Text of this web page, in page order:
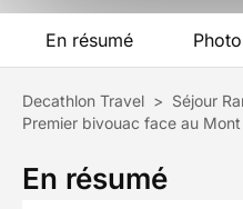
En résumé
Decathlon Travel > Séjour
Premier bivouac face au
En résumé